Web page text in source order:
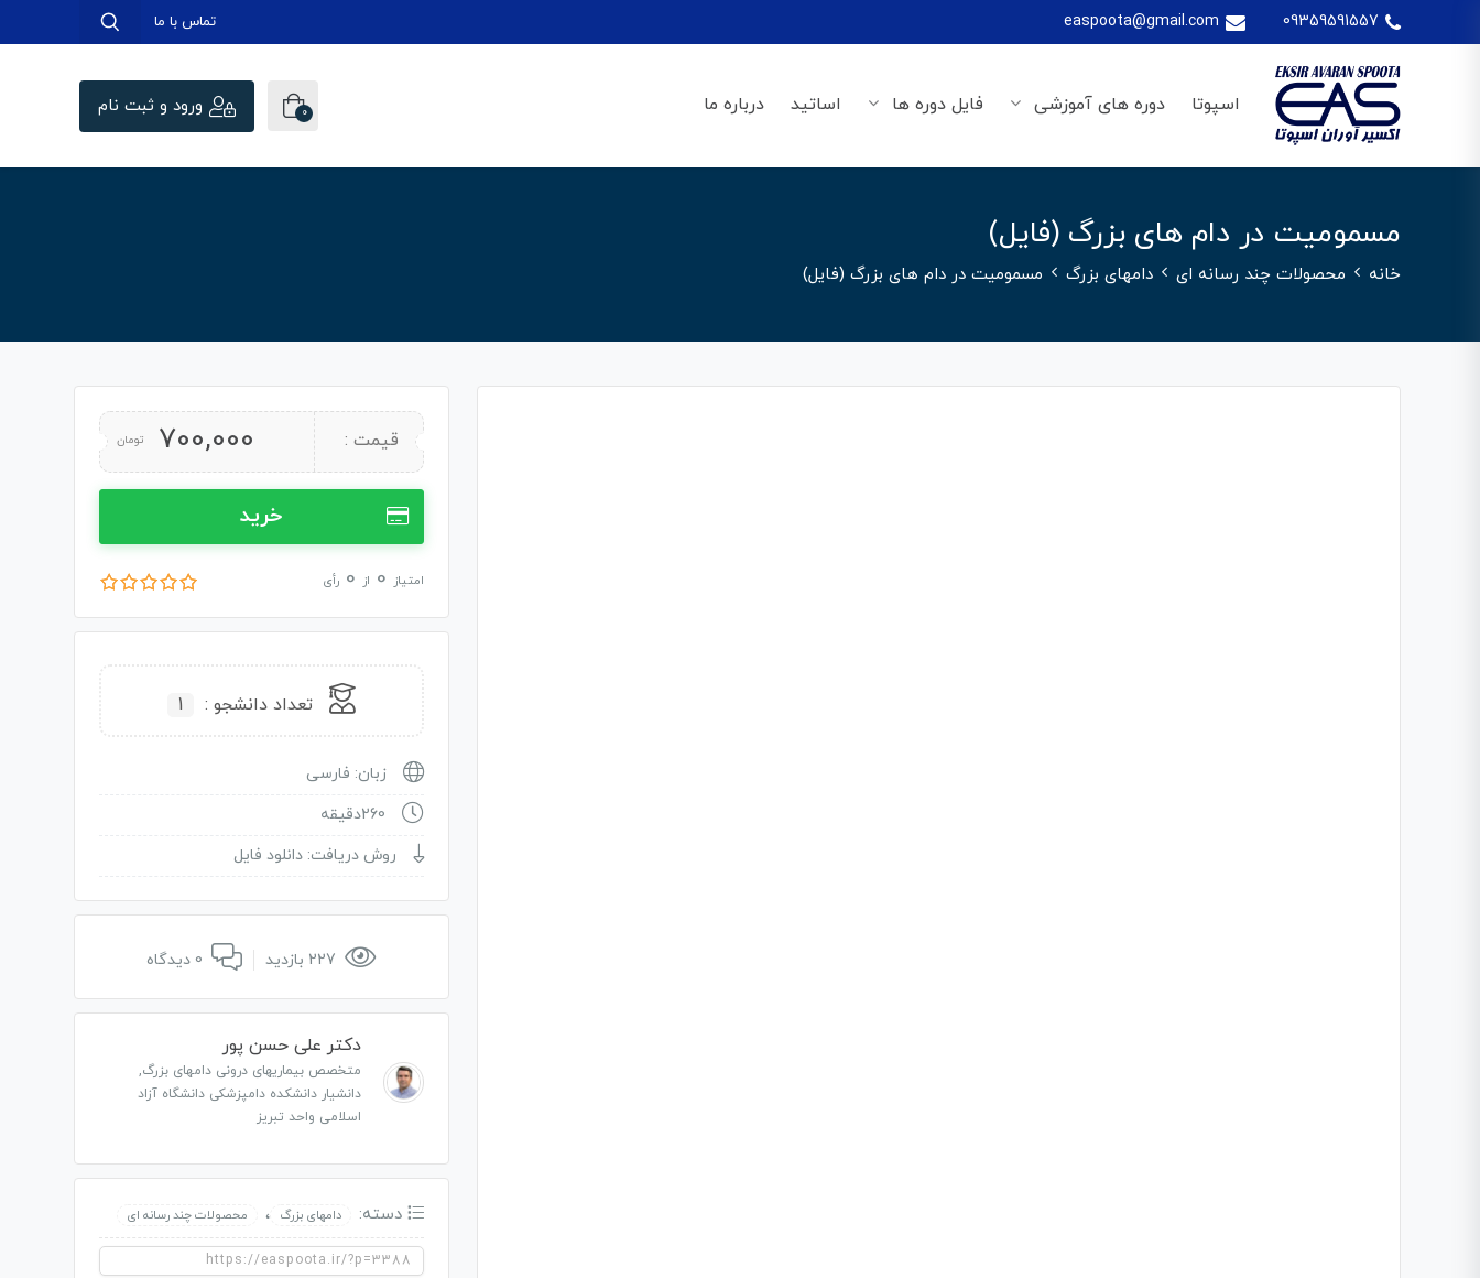
09359591557
easpoota@gmail.com تماس با ما
اسپوتا دوره های آموزشی فایل دوره ها اساتید درباره ما 0 ورود و ثبت نام
مسمومیت در دام های بزرگ (فایل)
خانه محصولات چند رسانه ای دامهای بزرگ مسمومیت در دام های بزرگ (فایل)
قیمت : 700,000 تومان
خرید
امتیاز 0 از 0 رأی
تعداد دانشجو : 1
زبان: فارسی
260دقیقه
روش دریافت: دانلود فایل
دکتر علی حسن پور
متخصص بیماریهای درونی دامهای بزرگ,
دانشیار دانشکده دامپزشکی دانشگاه آزاد
اسلامی واحد تبریز
دسته: دامهای بزرگ ، محصولات چند رسانه ای